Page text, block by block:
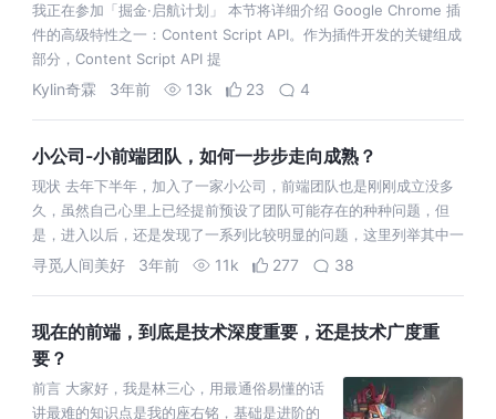
我正在参加「掘金·启航计划」 本节将详细介绍 Google Chrome 插
件的高级特性之一：Content Script API。作为插件开发的关键组成
部分，Content Script API 提
Kylin奇霖 3年前 13k 23 4
小公司-小前端团队，如何一步步走向成熟？
现状 去年下半年，加入了一家小公司，前端团队也是刚刚成立没多
久，虽然自己心里上已经提前预设了团队可能存在的种种问题，但
是，进入以后，还是发现了一系列比较明显的问题，这里列举其中一
些典型问题： 前后端代
寻觅人间美好 3年前 11k 277 38
现在的前端，到底是技术深度重要，还是技术广度重
要？
前言 大家好，我是林三心，用最通俗易懂的话
讲最难的知识点是我的座右铭，基础是进阶的